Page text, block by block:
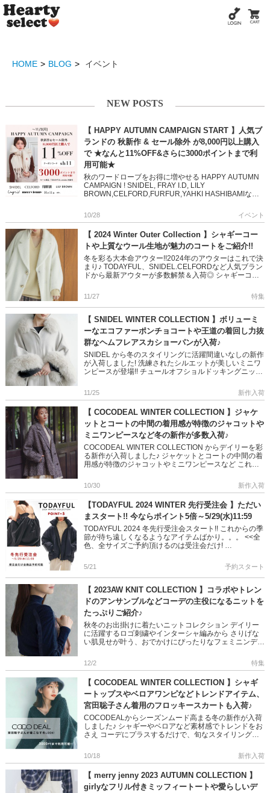
HOME BLOG イベント
NEW POSTS
【 HAPPY AUTUMN CAMPAIGN START 】人気ブ
ランドの 秋新作 & セール除外 が8,000円以上購入
で ★なんと11%OFF&さらに3000ポイントまで利
用可能★
秋のワードローブをお得に増やせる HAPPY AUTUMN
CAMPAIGN ! SNIDEL, FRAY I.D, LILY
BROWN,CELFORD,FURFUR,YAHKI HASHIBAMIなど
10/28 イベント
【 2024 Winter Outer Collection 】シャギーコー
トや上質なウール生地が魅力のコートをご紹介!!
冬を彩る大本命アウター!!2024年のアウターはこれで決
まり♪ TODAYFUL、SNIDEL.CELFORDなど人気ブラン
ドから最新アウターが多数解禁＆入荷◎ シャギーコー
11/27 特集
【 SNIDEL WINTER COLLECTION 】ボリューミ
ーなエコファーポンチョコートや王道の着回し力抜
群なヘムフレアスカショーパンが入荷♪
SNIDEL から冬のスタイリングに活躍間違いなしの新作
が入荷しました! 洗練されたシルエットが美しいミニワ
ンピースが登場!! チュールオフショルドッキングニット
ね! ＞ […]
11/25 新作入荷
【 COCODEAL WINTER COLLECTION 】ジャケ
ットとコートの中間の着用感が特徴のジャコットや
ミニワンピースなど冬の新作が多数入荷♪
COCODEAL WINTER COLLECTION からデイリーを彩
る新作が入荷しました♪ ジャケットとコートの中間の着
用感が特徴のジャコットやミニワンピースなど これか
10/30 新作入荷
【TODAYFUL 2024 WINTER 先行受注会 】ただい
まスタート!! 今ならポイント5倍～5/29(水)11:59
TODAYFUL 2024 冬先行受注会スタート!! これからの季
節が待ち遠しくなるようなアイテムばかり。。。 <<全
色、全サイズご予約頂けるのは受注会だけ!
5/21 予約スタート
【 2023AW KNIT COLLECTION 】コラボやトレン
ドのアンサンブルなどコーデの主役になるニットを
たっぷりご紹介♪
秋冬のお出掛けに着たいニットコレクション デイリー
に活躍するロゴ刺繍やインターシャ編みから さりげな
い肌見せが叶う、おでかけにぴったりなフェミニンデザ
お気に入りがきっ […]
12/2 特集
【 COCODEAL WINTER COLLECTION 】シャギ
ートップスやベロアワンピなどトレンドアイテム、
宮田聡子さん着用のフロッキースカートも入荷♪
COCODEALからシーズンムード高まる冬の新作が入荷
しました♪ シャギーやベロアなど素材感でトレンドをお
さえ コーデにプラスするだけで、旬なスタイリングが
の宮田 […]
10/18 新作入荷
【 merry jenny 2023 AUTUMN COLLECTION 】
girlyなフリル付きミッフィートートや愛らしいデ